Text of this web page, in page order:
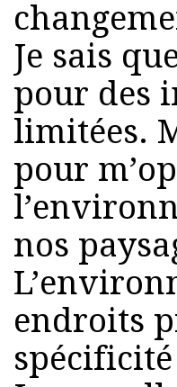
Je sais
pour des
limitées.
pour
nos
endroits